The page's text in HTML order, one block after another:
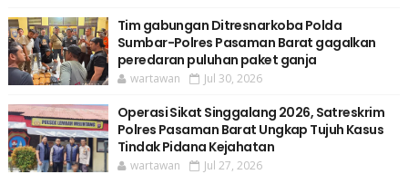
Tim gabungan Ditresnarkoba Polda
Sumbar-Polres Pasaman Barat gagalkan
peredaran puluhan paket ganja
wartawan Jul 30, 2026
Operasi Sikat Singgalang 2026, Satreskrim
Polres Pasaman Barat Ungkap Tujuh Kasus
Tindak Pidana Kejahatan
wartawan Jul 27, 2026